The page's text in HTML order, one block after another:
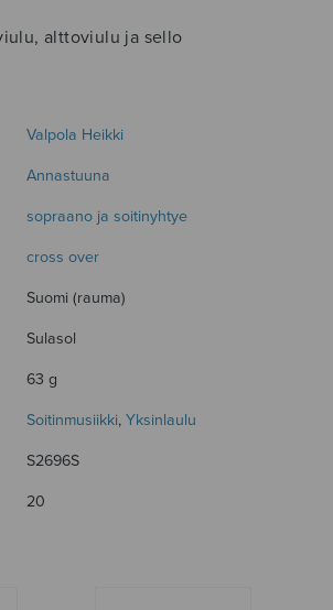
alttoviulu ja sello
Valpola Heikki
Annastuuna
sopraano ja soitinyhtye
cross over
Suomi (rauma)
Sulasol
63 g
Soitinmusiikki, Yksinlaulu
S2696S
20